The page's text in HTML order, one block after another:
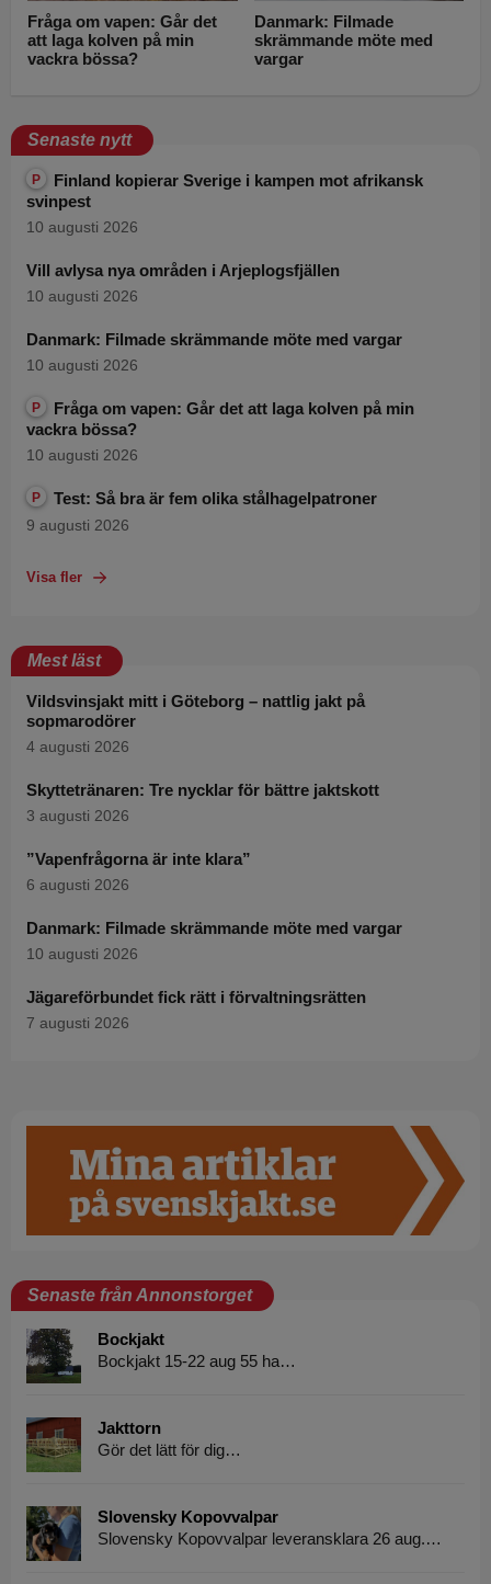
Fråga om vapen: Går det
att laga kolven på min
vackra bössa?
Danmark: Filmade
skrämmande möte med
vargar
Senaste nytt
P
Finland kopierar Sverige i kampen mot afrikansk
svinpest
10 augusti 2026
Vill avlysa nya områden i Arjeplogsfjällen
10 augusti 2026
Danmark: Filmade skrämmande möte med vargar
10 augusti 2026
P
Fråga om vapen: Går det att laga kolven på min
vackra bössa?
10 augusti 2026
P Test: Så bra är fem olika stålhagelpatroner
9 augusti 2026
Visa fler
Mest läst
Vildsvinsjakt mitt i Göteborg – nattlig jakt på
sopmarodörer
4 augusti 2026
Skyttetränaren: Tre nycklar för bättre jaktskott
3 augusti 2026
”Vapenfrågorna är inte klara”
6 augusti 2026
Danmark: Filmade skrämmande möte med vargar
10 augusti 2026
Jägareförbundet fick rätt i förvaltningsrätten
7 augusti 2026
Senaste från Annonstorget
Bockjakt
Bockjakt 15-22 aug 55 ha…
Jakttorn
Gör det lätt för dig…
Slovensky Kopovvalpar
Slovensky Kopovvalpar leveransklara 26 aug.…